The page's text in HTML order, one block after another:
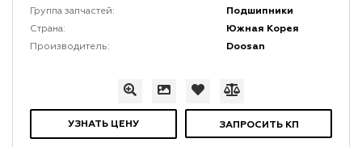
Группа запчастей: Подшипники
Страна: Южная Корея
Производитель: Doosan
УЗНАТЬ ЦЕНУ ЗАПРОСИТЬ КП